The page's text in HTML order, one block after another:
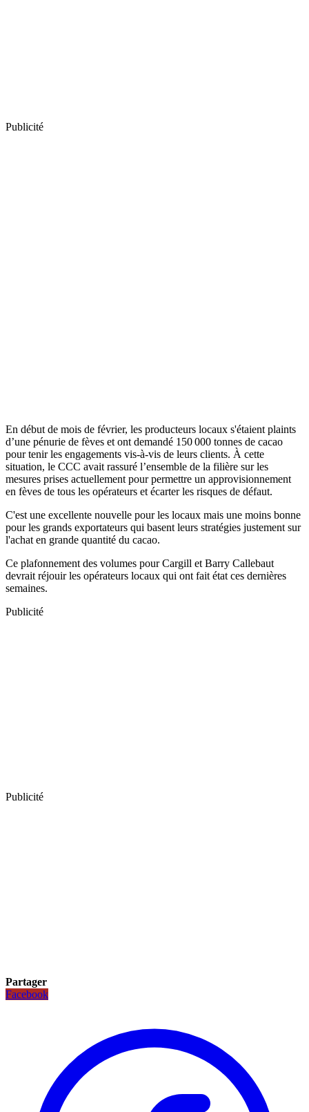
Publicité
En début de mois de février, les producteurs locaux s'étaient plaints
d’une pénurie de fèves et ont demandé 150 000 tonnes de cacao
pour tenir les engagements vis-à-vis de leurs clients. À cette
situation, le CCC avait rassuré l’ensemble de la filière sur les
mesures prises actuellement pour permettre un approvisionnement
en fèves de tous les opérateurs et écarter les risques de défaut.
C'est une excellente nouvelle pour les locaux mais une moins bonne
pour les grands exportateurs qui basent leurs stratégies justement sur
l'achat en grande quantité du cacao.
Ce plafonnement des volumes pour Cargill et Barry Callebaut
devrait réjouir les opérateurs locaux qui ont fait état ces dernières
semaines.
Publicité
Publicité
Partager
Facebook